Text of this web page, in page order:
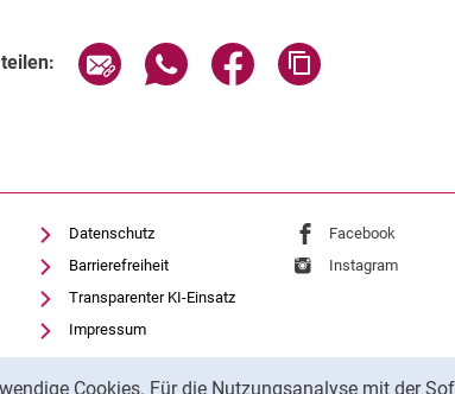
Cookies. Für die Nutzungsanalyse mit der
Seite über E-Mail teilen
Seite über WhatsApp teilen
Seite über Facebook
Datenschutz
Barrierefreiheit
Transparenter KI-Einsatz
Impressum
Externer Link:
Facebook
Externer Link:
Instagram